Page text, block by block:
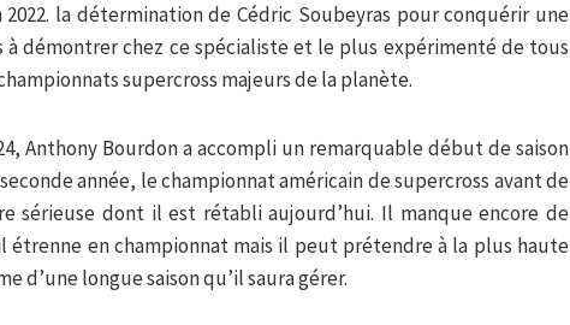
la détermination de Cédric Soubeyras pour conquérir une
à démontrer chez ce spécialiste et le plus expérimenté de tous
supercross majeurs de la planète.
Anthony Bourdon a accompli un remarquable début de saison
année, le championnat américain de supercross avant de
sérieuse dont il est rétabli aujourd’hui. Il manque encore de
étrenne en championnat mais il peut prétendre à la plus haute
d’une longue saison qu’il saura gérer.